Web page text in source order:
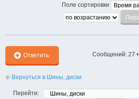
Поле сортировки
Ответить Сообщений: 27 •
Вернуться в Шины, диски
Перейти: